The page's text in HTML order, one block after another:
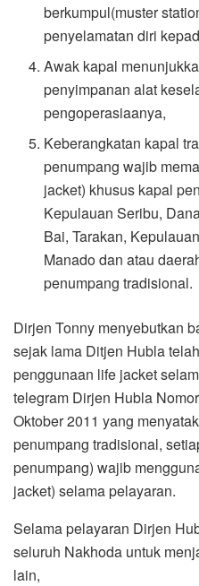
berkumpul(muster
penyelamatan diri
Awak kapal
penyimpanan alat
pengoperasiaanya,
Keberangkatan kapal
penumpang wajib
jacket) khusus kapal
Kepulauan Seribu,
Bai, Tarakan,
Manado dan atau
penumpang tradisional.
Dirjen Tonny menyebutkan
sejak lama Ditjen Hubla
penggunaan life jacket
telegram Dirjen Hubla
Oktober 2011 yang
penumpang tradisional,
penumpang) wajib
jacket) selama pelayaran.
Selama pelayaran Dirjen
seluruh Nakhoda untuk
lain,